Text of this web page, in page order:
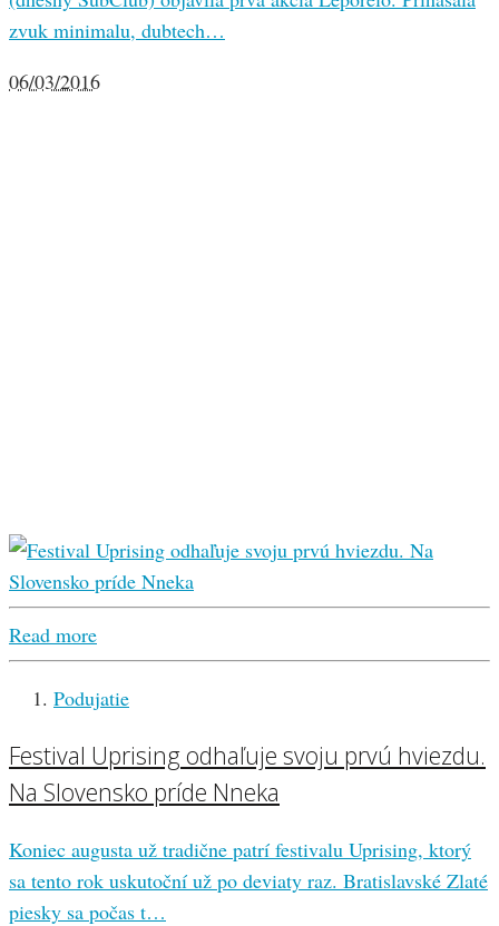
zvuk minimalu, dubtech…
06/03/2016
Read more
Podujatie
Festival Uprising odhaľuje svoju prvú hviezdu.
Na Slovensko príde Nneka
Koniec augusta už tradične patrí festivalu Uprising, ktorý
sa tento rok uskutoční už po deviaty raz. Bratislavské Zlaté
piesky sa počas t…